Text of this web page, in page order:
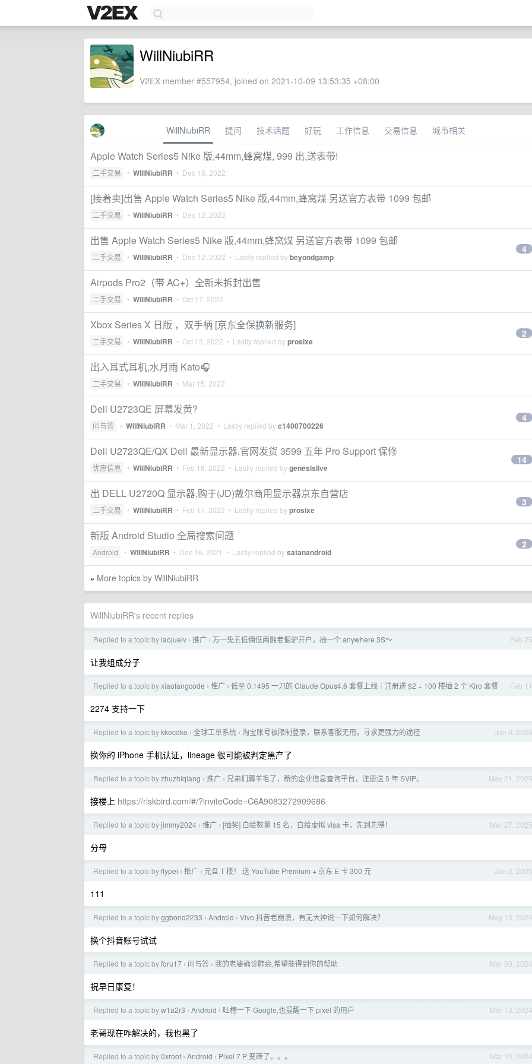
WillNiubiRR
V2EX member #557954, joined on 2021-10-09 13:53:35 +08:00
WillNiubiRR 提问 技术话题 好玩 工作信息 交易信息 城市相关
Apple Watch Series5 Nike 版,44mm,蜂窝煤, 999 出,送表带!
二手交易 • WillNiubiRR • Dec 18, 2022
[接着卖]出售 Apple Watch Series5 Nike 版,44mm,蜂窝煤 另送官方表带 1099 包邮
二手交易 • WillNiubiRR • Dec 12, 2022
出售 Apple Watch Series5 Nike 版,44mm,蜂窝煤 另送官方表带 1099 包邮
二手交易 • WillNiubiRR • Dec 12, 2022 • Lastly replied bybeyondgamp
4
Airpods Pro2（带 AC+）全新未拆封出售
二手交易 • WillNiubiRR • Oct 17, 2022
Xbox Series X 日版 ，双手柄 [京东全保换新服务]
二手交易 • WillNiubiRR • Oct 13, 2022 • Lastly replied byprosixe
2
出入耳式耳机,水月雨 Kato🎧
二手交易 • WillNiubiRR • Mar 15, 2022
Dell U2723QE 屏幕发黄?
问与答 • WillNiubiRR • Mar 1, 2022 • Lastly replied byc1400700226
4
Dell U2723QE/QX Dell 最新显示器,官网发货 3599 五年 Pro Support 保修
优惠信息 • WillNiubiRR • Feb 18, 2022 • Lastly replied bygenesislive
14
出 DELL U2720Q 显示器,购于(JD)戴尔商用显示器京东自营店
二手交易 • WillNiubiRR • Feb 17, 2022 • Lastly replied byprosixe
3
新版 Android Studio 全局搜索问题
Android • WillNiubiRR • Dec 16, 2021 • Lastly replied bysatanandroid
2
» More topics by WillNiubiRR
WillNiubiRR's recent replies
Feb 25
Replied to a topic by laojuelv › 推广 › 万一免五低佣低两融老倔驴开户，抽一个 anywhere 3S～
让我组成分子
Feb 11
Replied to a topic byxiaofangcode › 推广 › 低至 0.1495 一刀的 Claude Opus4.6 套餐上线｜注册送 $2 + 100 楼抽 2 个 Kiro 套餐
2274 支持一下
Jun 6, 2025
Replied to a topic bykkocdko › 全球工单系统 › 淘宝账号被限制登录，联系客服无用，寻求更强力的途径
换你的 iPhone 手机认证，lineage 很可能被判定黑产了
May 21, 2025
Replied to a topic byzhuzhiqiang › 推广 › 兄弟们薅羊毛了，新的企业信息查询平台，注册送 5 年 SVIP。
接楼上 https://riskbird.com/#/?inviteCode=C6A9083272909686
Mar 27, 2025
Replied to a topic byjimmy2024 › 推广 › [抽奖] 白给数量 15 名，白给虚拟 visa 卡，先到先得！
分母
Jan 2, 2025
Replied to a topic byflypei › 推广 › 元旦 T 楼！ 送 YouTube Premium + 京东 E 卡 300 元
111
May 15, 2024
Replied to a topic byggbond2233 › Android › Vivo 抖音老崩溃，有无大神说一下如何解决？
换个抖音账号试试
Mar 20, 2024
Replied to a topic byforu17 › 问与答 › 我的老婆确诊肺癌,希望能得到你的帮助
祝早日康复！
Mar 13, 2024
Replied to a topic byw1a2r3 › Android › 吐槽一下 Google,也提醒一下 pixel 的用户
老哥现在咋解决的，我也黑了
Mar 13, 2024
Replied to a topic by0xroot › Android › Pixel 7 P 变砖了。。。